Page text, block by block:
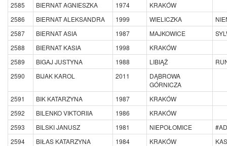
2585 BIERNAT AGNIESZKA 1974
KRAKÓW
2586
BIERNAT ALEKSANDRA 1999 WIELICZKA
2587
BIERNAT ASIA 1987 MAJKOWICE
2588
BIERNAT KASIA 1998
KRAKÓW
2589
BIGAJ JUSTYNA 1988 LIBIĄŻ
2590
BIJAK KAROL 2011
DĄBROWA
GÓRNICZA
2591
BIK KATARZYNA 1987
KRAKÓW
2592
BILENKO VIKTORIIA 1986
KRAKÓW
2593
BILSKI JANUSZ 1981 NIEPOŁOMICE
2594
BIŁAS KATARZYNA 1984 KRAKÓW